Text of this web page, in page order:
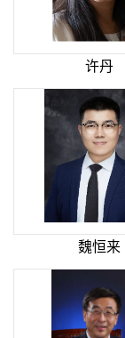
许丹
魏恒来